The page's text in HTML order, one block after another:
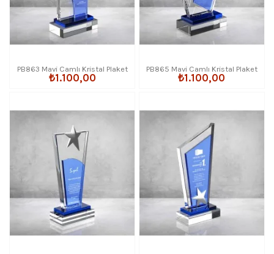
PB863 Mavi Camlı Kristal Plaket
₺1.100,00
PB865 Mavi Camlı Kristal Plaket
₺1.100,00